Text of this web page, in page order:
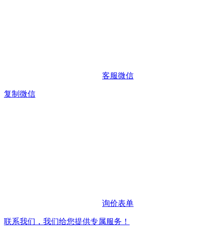
客服微信
复制微信
询价表单
联系我们，我们给您提供专属服务！